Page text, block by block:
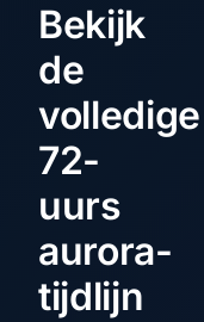
Bekijk
de
volledige
72-
uurs
aurora-
tijdlijn